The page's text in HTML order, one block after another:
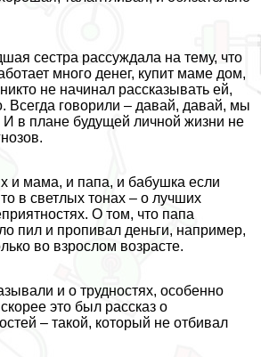
сестра рассуждала на тему, что
много денег, купит маме дом,
не начинал рассказывать ей,
Всегда говорили – давай, давай, мы
И в плане будущей личной жизни не
и мама, и папа, и бабушка если
в светлых тонах – о лучших
О том, что папа
пил и пропивал деньги, например,
во взрослом возрасте.
и о трудностях, особенно
это был рассказ о
– такой, который не отбивал